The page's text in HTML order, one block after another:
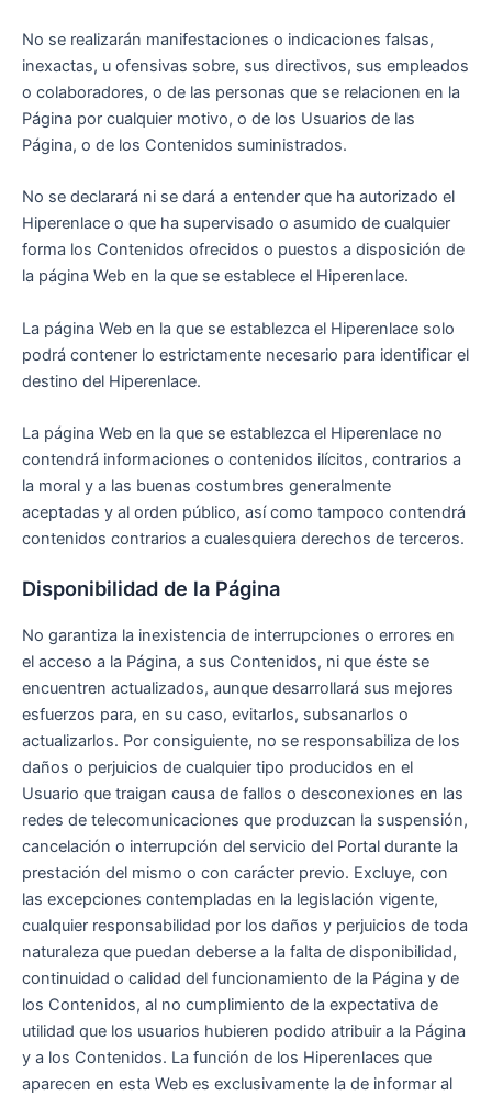
No se realizarán manifestaciones o indicaciones falsas,
inexactas, u ofensivas sobre, sus directivos, sus empleados
o colaboradores, o de las personas que se relacionen en la
Página por cualquier motivo, o de los Usuarios de las
Página, o de los Contenidos suministrados.
No se declarará ni se dará a entender que ha autorizado el
Hiperenlace o que ha supervisado o asumido de cualquier
forma los Contenidos ofrecidos o puestos a disposición de
la página Web en la que se establece el Hiperenlace.
La página Web en la que se establezca el Hiperenlace solo
podrá contener lo estrictamente necesario para identificar el
destino del Hiperenlace.
La página Web en la que se establezca el Hiperenlace no
contendrá informaciones o contenidos ilícitos, contrarios a
la moral y a las buenas costumbres generalmente
aceptadas y al orden público, así como tampoco contendrá
contenidos contrarios a cualesquiera derechos de terceros.
Disponibilidad de la Página
No garantiza la inexistencia de interrupciones o errores en
el acceso a la Página, a sus Contenidos, ni que éste se
encuentren actualizados, aunque desarrollará sus mejores
esfuerzos para, en su caso, evitarlos, subsanarlos o
actualizarlos. Por consiguiente, no se responsabiliza de los
daños o perjuicios de cualquier tipo producidos en el
Usuario que traigan causa de fallos o desconexiones en las
redes de telecomunicaciones que produzcan la suspensión,
cancelación o interrupción del servicio del Portal durante la
prestación del mismo o con carácter previo. Excluye, con
las excepciones contempladas en la legislación vigente,
cualquier responsabilidad por los daños y perjuicios de toda
naturaleza que puedan deberse a la falta de disponibilidad,
continuidad o calidad del funcionamiento de la Página y de
los Contenidos, al no cumplimiento de la expectativa de
utilidad que los usuarios hubieren podido atribuir a la Página
y a los Contenidos. La función de los Hiperenlaces que
aparecen en esta Web es exclusivamente la de informar al